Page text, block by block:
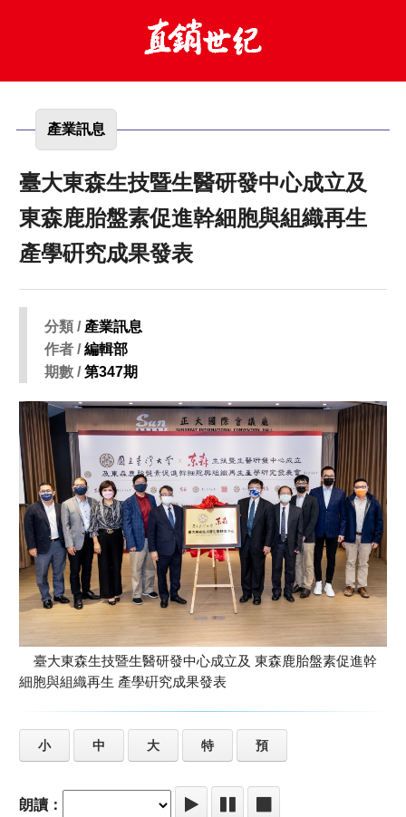
產業訊息
臺大東森生技暨生醫研發中心成立及
東森鹿胎盤素促進幹細胞與組織再生
產學硏究成果發表
分類 / 產業訊息
作者 /編輯部
期數 /第347期
臺大東森生技暨生醫研發中心成立及 東森鹿胎盤素促進幹
細胞與組織再生 產學硏究成果發表
小 中 大 特 預
朗讀：